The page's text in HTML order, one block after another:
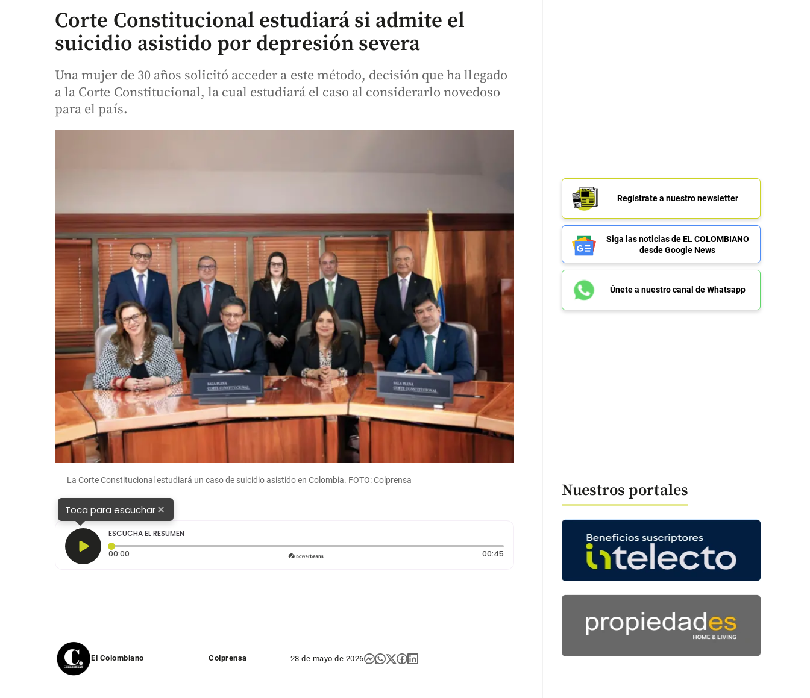
Corte Constitucional estudiará si admite el
suicidio asistido por depresión severa
Una mujer de 30 años solicitó acceder a este método, decisión que ha llegado
a la Corte Constitucional, la cual estudiará el caso al considerarlo novedoso
para el país.
La Corte Constitucional estudiará un caso de suicidio asistido en Colombia. FOTO: Colprensa
Toca para escuchar×
ESCUCHA EL RESUMEN
00:00
00:45Duración: 45 segundos
El Colombiano Colprensa 28 de mayo de 2026
Regístrate a nuestro newsletter
Siga las noticias de EL COLOMBIANO
desde Google News
Únete a nuestro canal de Whatsapp
Nuestros portales